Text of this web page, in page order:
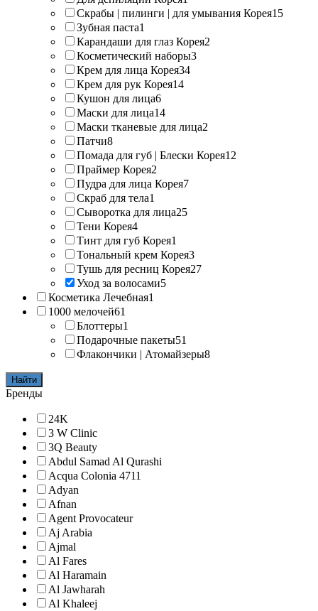
Скрабы | пилинги | для умывания Корея15
Зубная паста1
Карандаши для глаз Корея2
Косметический наборы3
Крем для лица Корея34
Крем для рук Корея14
Кушон для лица6
Маски для лица14
Маски тканевые для лица2
Патчи8
Помада для губ | Блески Корея12
Праймер Корея2
Пудра для лица Корея7
Скраб для тела1
Сыворотка для лица25
Тени Корея4
Тинт для губ Корея1
Тональный крем Корея3
Тушь для ресниц Корея27
Уход за волосами5
Косметика Лечебная1
1000 мелочей61
Блоттеры1
Подарочные пакеты51
Флакончики | Атомайзеры8
Найти
Бренды
24K
3 W Clinic
3Q Beauty
Abdul Samad Al Qurashi
Acqua Colonia 4711
Adyan
Afnan
Agent Provocateur
Aj Arabia
Ajmal
Al Fares
Al Haramain
Al Jawharah
Al Khaleej